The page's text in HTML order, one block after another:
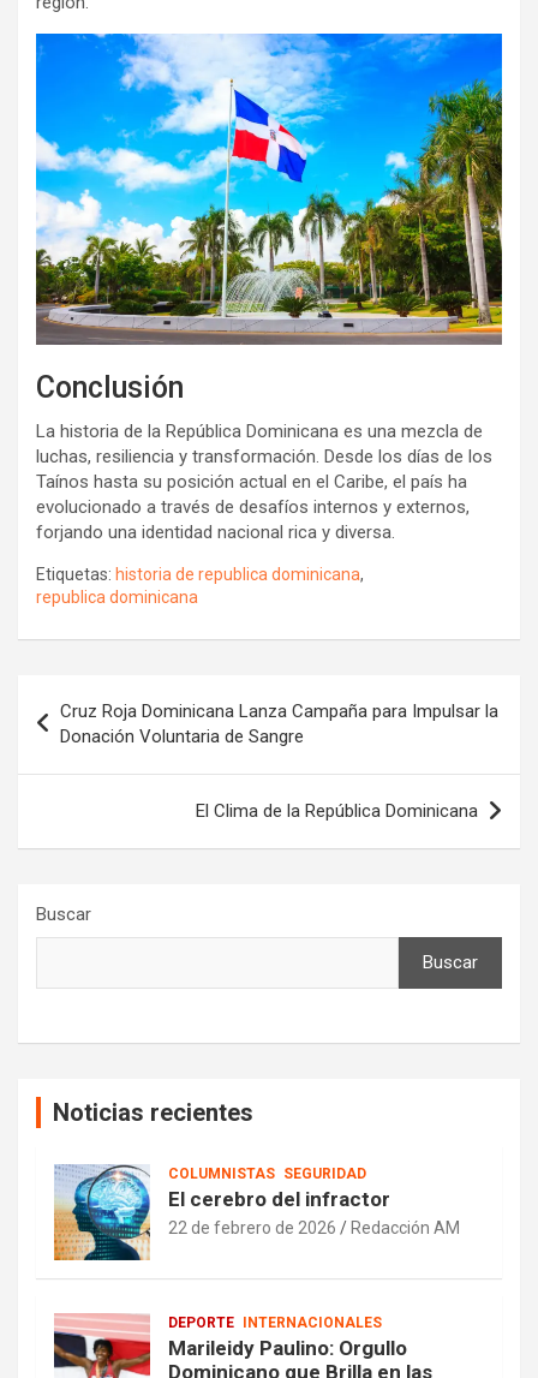
Conclusión
La historia de la República Dominicana es una mezcla de
luchas, resiliencia y transformación. Desde los días de los
Taínos hasta su posición actual en el Caribe, el país ha
evolucionado a través de desafíos internos y externos,
forjando una identidad nacional rica y diversa.
Etiquetas: historia de republica dominicana,
republica dominicana
de
entradas
Cruz Roja Dominicana Lanza Campaña para Impulsar la
Donación Voluntaria de Sangre
El Clima de la República Dominicana
Buscar
Buscar
Noticias recientes
COLUMNISTAS SEGURIDAD
El cerebro del infractor
22 de febrero de 2026 Redacción AM
DEPORTE INTERNACIONALES
Marileidy Paulino: Orgullo
Dominicano que Brilla en las